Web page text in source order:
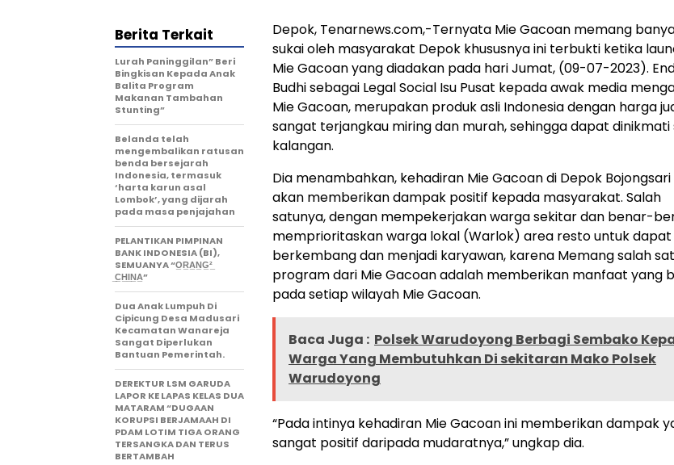
Depok, Tenarnews.com,-Ternyata Mie Gacoan memang
sukai oleh masyarakat Depok khususnya ini terbukti ketika
Mie Gacoan yang diadakan pada hari Jumat, (09-07-2023).
Budhi sebagai Legal Social Isu Pusat kepada awak media
Mie Gacoan, merupakan produk asli Indonesia dengan harga
sangat terjangkau miring dan murah, sehingga dapat dinikmati
kalangan.
Dia menambahkan, kehadiran Mie Gacoan di Depok Bojongsari
akan memberikan dampak positif kepada masyarakat. Salah
satunya, dengan mempekerjakan warga sekitar dan benar-
memprioritaskan warga lokal (Warlok) area resto untuk dapat
berkembang dan menjadi karyawan, karena Memang salah
program dari Mie Gacoan adalah memberikan manfaat yang
pada setiap wilayah Mie Gacoan.
Baca Juga : Polsek Warudoyong Berbagi Sembako
Warga Yang Membutuhkan Di sekitaran Mako Polsek
Warudoyong
“Pada intinya kehadiran Mie Gacoan ini memberikan dampak
sangat positif daripada mudaratnya,” ungkap dia.
Berita Terkait
Lurah Paninggilan” Beri
Bingkisan Kepada Anak
Balita Program
Makanan Tambahan
Stunting”
Belanda telah
mengembalikan ratusan
benda bersejarah
Indonesia, termasuk
‘harta karun asal
Lombok’, yang dijarah
pada masa penjajahan
PELANTIKAN PIMPINAN
BANK INDONESIA (BI),
SEMUANYA “O̲R̲A̲N̲G̲²̲
̲C̲H̲I̲N̲A̲”
Dua Anak Lumpuh Di
Cipicung Desa Madusari
Kecamatan Wanareja
Sangat Diperlukan
Bantuan Pemerintah.
DEREKTUR LSM GARUDA
LAPOR KE LAPAS KELAS DUA
MATARAM “DUGAAN
KORUPSI BERJAMAAH DI
PDAM LOTIM TIGA ORANG
TERSANGKA DAN TERUS
BERTAMBAH